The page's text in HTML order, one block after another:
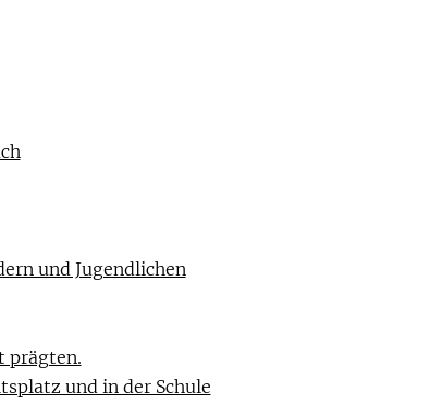
und Jugendlichen
prägten.
und in der Schule